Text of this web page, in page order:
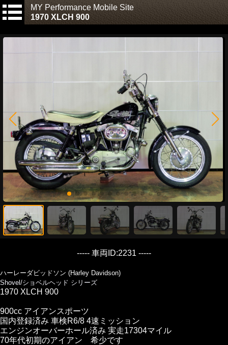
MY Performance Mobile Site
1970 XLCH 900
----- 車両ID:2231 -----
ハーレーダビッドソン (Harley Davidson)
Shovel/ショベルヘッド シリーズ
1970 XLCH 900
900cc アイアンスポーツ
国内登録済み 車検R6/8 4速ミッション
エンジンオーバーホール済み 実走17304マイル
70年代初期のアイアン 希少です